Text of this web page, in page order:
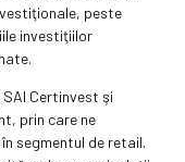
peste
investiţiilor
Certinvest şi
prin care ne
segmentul de retail.